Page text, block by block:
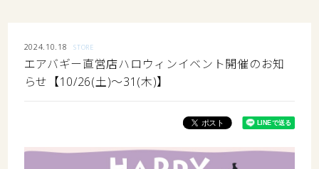
2024.10.18 STORE
エアバギー直営店ハロウィンイベント開催のお知
らせ【10/26(土)〜31(木)】